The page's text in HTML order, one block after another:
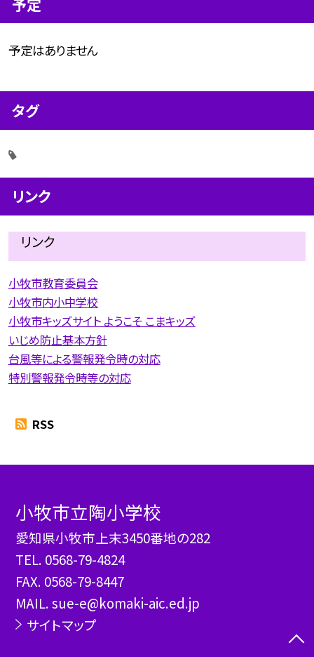
予定はありません
タグ
リンク
リンク
小牧市教育委員会
小牧市内小中学校
小牧市キッズサイト ようこそ こまキッズ
いじめ防止基本方針
台風等による警報発令時の対応
特別警報発令時等の対応
RSS
小牧市立陶小学校
愛知県小牧市上末3450番地の282
TEL. 0568-79-4824
FAX. 0568-79-8447
MAIL. sue-e@komaki-aic.ed.jp
サイトマップ